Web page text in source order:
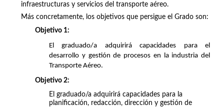
infraestructuras y servicios del transporte aéreo.
Más concretamente, los objetivos que persigue el Grado son:
Objetivo 1:
El graduado/a adquirirá capacidades para el
desarrollo y gestión de procesos en la industria del
Transporte Aéreo.
Objetivo 2:
El graduado/a adquirirá capacidades para la
planificación, redacción, dirección y gestión de